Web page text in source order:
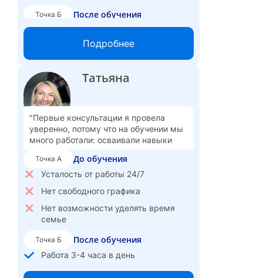
Точка Б После обучения
Веду частную практику, работаю с
женщинами в кризисах и после
адаптирую свой график
Ощущаю постоянный рост и
интеллектуальное развитие
Горжусь, что помогаю женщинам
найти внутреннюю опору и веру в
себя, менять жизнь
Ощущаю, как моя работа вносит
вклад в оздоровление общества
Вижу большие перспективы роста и
развития, хочу развиваться в
социальной психологии
Подробнее
Татьяна
Психолог
"Первые консультации я провела
уверенно, потому что на обучении мы
много работали: осваивали навыки
анализировать и быть с клиентом в
процессе"
Точка А До обучения
Усталость от работы 24/7
Нет свободного графика
Нет возможности уделять время
семье
Точка Б После обучения
Работа 3-4 часа в день
Свободный график, сама себе